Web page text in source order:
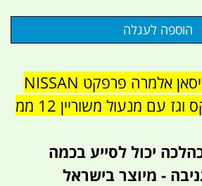
מנעול ברקס וגז ניסאן אלמרה פרפקט NISSAN
נועל לדוושות ברקס וגז עם מנעול משוריין 12 ממ
יכול לסייע בכמה
- מיוצר בישראל